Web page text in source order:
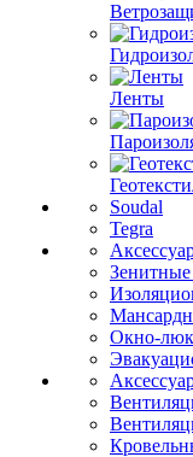
Ленты
Soudal
Tegra
Зенитные
Окно-люк